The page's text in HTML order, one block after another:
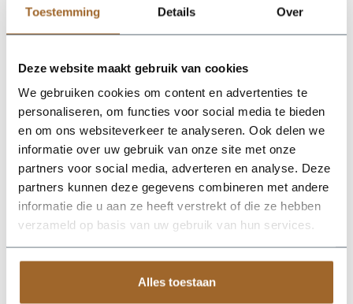
Toestemming Details Over
Deze website maakt gebruik van cookies
We gebruiken cookies om content en advertenties te
personaliseren, om functies voor social media te bieden
en om ons websiteverkeer te analyseren. Ook delen we
informatie over uw gebruik van onze site met onze
partners voor social media, adverteren en analyse. Deze
partners kunnen deze gegevens combineren met andere
informatie die u aan ze heeft verstrekt of die ze hebben
verzameld op basis van uw gebruik van hun services.
Alles toestaan
zijn, nemen we contact met je op.
sfeer, volume en een verzorgde uitstraling in elke ruimte.
Dankzij de designvorm krijgt deze plantenbak een herkenbaar
silhouet dat mooi combineert met zowel moderne als
natuurlijke interieurs. De kleur zand geeft het ontwerp een
rustige, stijlvolle basis en laat groen extra goed tot zijn recht
komen. Het buitenformaat is 100 x 50 x 50 cm, waardoor de
bak voldoende aanwezigheid heeft zonder zijn elegante vorm
te verliezen. Praktische kenmerken: plantgat 92x42 en inhoud
250 liter. De afwerking in fiberglas zorgt voor een luxe look en
maakt deze plantenbak geschikt voor styling in huis, op
maten of kleuren uit dezelfde serie voor een krachtig en